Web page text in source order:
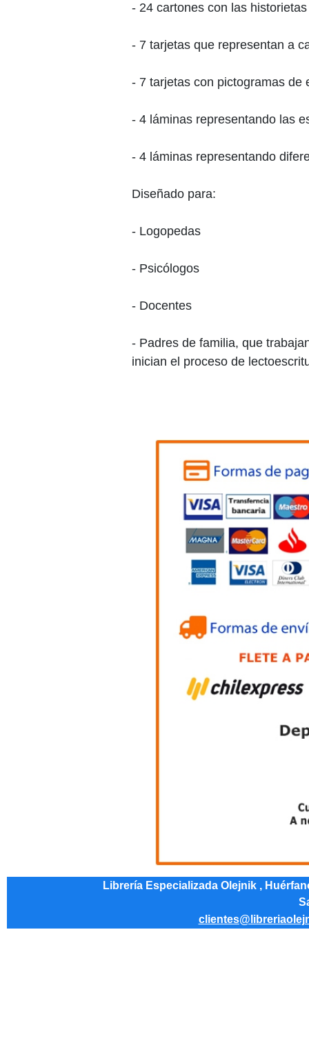
- 24 cartones con las
- 7 tarjetas que representan a
- 7 tarjetas con pictogramas de
- 4 láminas representando las
- 4 láminas representando
Diseñado para:
- Logopedas
- Psicólogos
- Docentes
- Padres de familia, que
inician el proceso de
Librería Especializada Olejnik ,